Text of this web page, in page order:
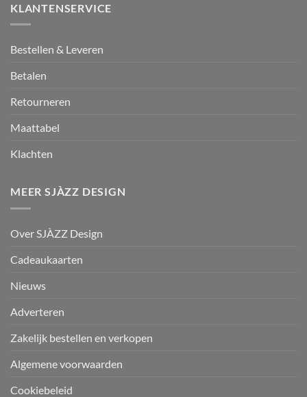
KLANTENSERVICE
Bestellen & Leveren
Betalen
Retourneren
Maattabel
Klachten
MEER SJÀZZ DESIGN
Over SJÀZZ Design
Cadeaukaarten
Nieuws
Adverteren
Zakelijk bestellen en verkopen
Algemene voorwaarden
Cookiebeleid